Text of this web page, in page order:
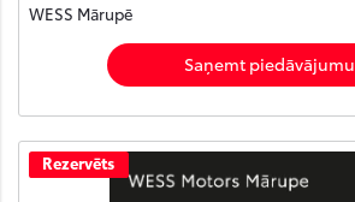
WESS Mārupē
Saņemt piedāvājumu
Rezervēts